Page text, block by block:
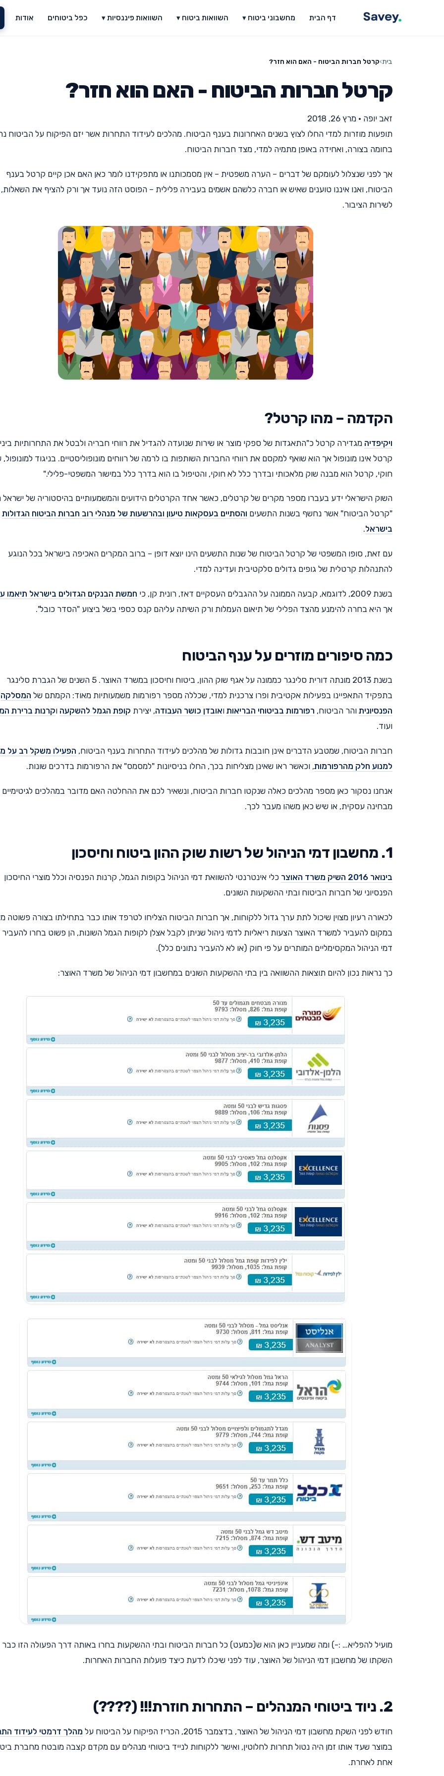
דף הבית מחשבוני ביטוח ▾ השוואות ביטוח ▾ השוואות פיננסיות ▾ כפל ביטוחים אודות
בית›קרטל חברות הביטוח - האם הוא חזר?
קרטל חברות הביטוח - האם הוא חזר?
זאב יופה • מרץ 26, 2018
תופעות מוזרות למדי החלו לצוץ בשנים האחרונות בענף הביטוח. מהלכים לעידוד התחרות אשר יזם הפיקוח על הביטוח
בחומה בצורה, ואחידה באופן מתמיה למדי, מצד חברות הביטוח.
אך לפני שנצלול לעומקם של דברים – הערה משפטית – אין מסמכותנו או מתפקידנו לומר כאן האם אכן קיים קרטל בענף
הביטוח, ואנו איננו טוענים שאיש או חברה כלשהם אשמים בעבירה פלילית – הפוסט הזה נועד אך ורק להציף את השאלות,
לשירות הציבור.
הקדמה – מהו קרטל?
ויקיפדיה מגדירה קרטל כ"התאגדות של ספקי מוצר או שירות שנועדה להגדיל את רווחי חבריה ולבטל את התחרותיות
קרטל אינו מונופול אך הוא שואף למקסם את רווחי החברות השותפות בו לרמה של רווחים מונופוליסטיים. בניגוד
חוקי, קרטל הוא מבנה שוק מלאכותי ובדרך כלל לא חוקי, והטיפול בו הוא בדרך כלל במישור המשפטי-פלילי."
השוק הישראלי ידע בעברו מספר מקרים של קרטלים, כאשר אחד הקרטלים הידועים והמשמעותיים בהיסטוריה של ישראל
"קרטל הביטוח" אשר נחשף בשנות התשעים והסתיים בעסקאות טיעון ובהרשעות של מנהלי רוב חברות הביטוח הגדולות
בישראל.
עם זאת, סופו המשפטי של קרטל הביטוח של שנות התשעים הינו יוצא דופן – ברוב המקרים האכיפה בישראל בכל הנוגע
להתנהלות קרטלית של גופים גדולים סלקטיבית ועדינה למדי.
בשנת 2009, לדוגמא, קבעה הממונה על ההגבלים העסקיים דאז, רונית קן, כי חמשת הבנקים הגדולים בישראל תיאמו
אך היא בחרה להימנע מהצד הפלילי של תיאום העמלות ורק השיתה עליהם קנס כספי בשל ביצוע "הסדר כובל".
כמה סיפורים מוזרים על ענף הביטוח
בשנת 2013 מונתה דורית סלינגר כממונה על אגף שוק ההון, ביטוח וחיסכון במשרד האוצר. 5 השנים של הגברת סלינגר
בתפקיד התאפיינו בפעילות אקטיבית ופרו צרכנית למדי, שכללה מספר רפורמות משמעותיות מאוד: הקמתם של המסלקה
הפנסיונית והר הביטוח, רפורמות בביטוחי הבריאות ואובדן כושר העבודה, יצירת קופת הגמל להשקעה וקרנות ברירת
ועוד.
חברות הביטוח, שמטבע הדברים אינן חובבות גדולות של מהלכים לעידוד התחרות בענף הביטוח, הפעילו משקל רב על
למנוע חלק מהרפורמות, וכאשר ראו שאינן מצליחות בכך, החלו בניסיונות "למסמס" את הרפורמות בדרכים שונות.
אנחנו נסקור כאן מספר מהלכים כאלה שנקטו חברות הביטוח, ונשאיר לכם את ההחלטה האם מדובר במהלכים לגיטימיים
מבחינה עסקית, או שיש כאן משהו מעבר לכך.
1. מחשבון דמי הניהול של רשות שוק ההון ביטוח וחיסכון
בינואר 2016 השיק משרד האוצר
כלי אינטרנטי להשוואת דמי הניהול בקופות הגמל, קרנות הפנסיה וכלל מוצרי החיסכון
הפנסיוני של חברות הביטוח ובתי ההשקעות השונים.
לכאורה רעיון מצוין שיכול לתת ערך גדול ללקוחות, אך חברות הביטוח הצליחו לטרפד אותו כבר בתחילתו בצורה פשוטה
במקום להעביר למשרד האוצר הצעות ריאליות לדמי ניהול שניתן לקבל אצלן לקופות הגמל השונות, הן פשוט בחרו
דמי הניהול המקסימליים המותרים על פי חוק (או לא להעביר נתונים כלל).
כך נראות נכון להיום תוצאות ההשוואה בין בתי ההשקעות השונים במחשבון דמי הניהול של משרד האוצר:
מועיל להפליא… :-) ומה שמעניין כאן הוא ש(כמעט) כל חברות הביטוח ובתי ההשקעות בחרו באותה דרך הפעולה הזו
השקתו של מחשבון דמי הניהול של האוצר, עוד לפני שיכלו לדעת כיצד פועלות החברות האחרות.
2. ניוד ביטוחי המנהלים – התחרות חוזרת!!! (????)
חודש לפני השקת מחשבון דמי הניהול של האוצר, בדצמבר 2015, הכריז הפיקוח על הביטוח על
מהלך דרמטי לעידוד
במוצר שעד אותו זמן היה נטול תחרות לחלוטין, ואישר ללקוחות לנייד ביטוחי מנהלים עם מקדם קצבה מובטח מחברת
אחת לאחרת.